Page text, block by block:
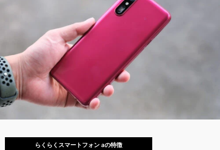
らくらくスマートフォン aの特徴